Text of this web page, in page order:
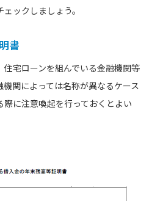
ックしましょう。
書
宅ローンを組んでいる金融機関等
関によっては名称が異なるケース
に注意喚起を行っておくとよい